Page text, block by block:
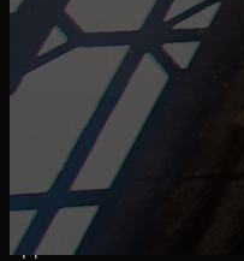
teniamo, Diablo II:
perso lo stream di
seguirlo qua sotto. Il
Robert Gallerani, e il
Matthew Cederquist, si
contenuti della
approfondire la nostra